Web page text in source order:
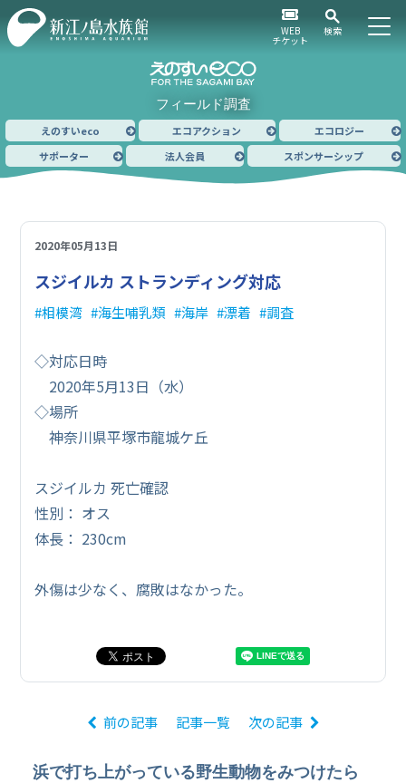
WEB
チケット
検索
フィールド調査
えのすいeco エコアクション
エコロジー
サポーター
法人会員 スポンサーシップ
2020年05月13日
スジイルカ ストランディング対応
相模湾 海生哺乳類 海岸 漂着 調査
◇対応日時
2020年5月13日（水）
◇場所
神奈川県平塚市龍城ケ丘
スジイルカ 死亡確認
性別： オス
体長： 230cm
外傷は少なく、腐敗はなかった。
前の記事 記事一覧 次の記事
浜で打ち上がっている野生動物をみつけたら